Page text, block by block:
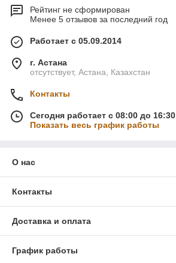
Рейтинг не сформирован
Менее 5 отзывов за последний год
Работает с 05.09.2014
г. Астана
отсутствует, Астана, Казахстан
Контакты
Сегодня работает с 08:00 до 16:30
Показать весь график работы
О нас
Контакты
Доставка и оплата
График работы